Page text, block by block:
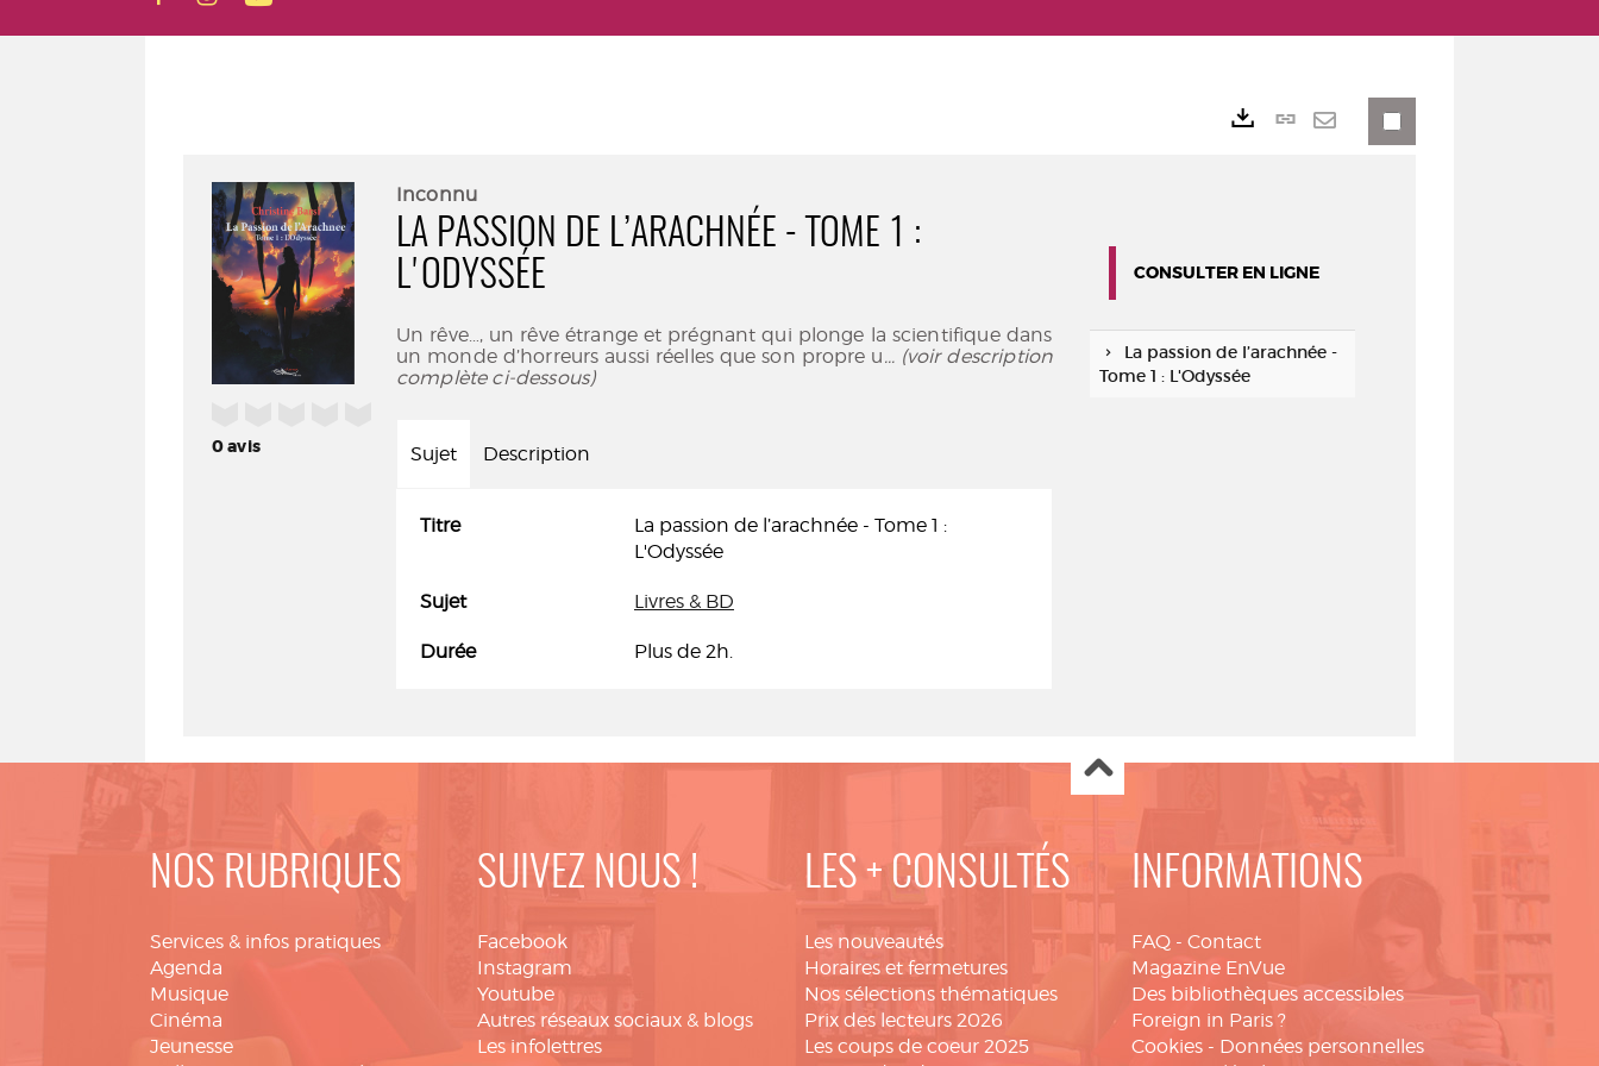
0avis
Inconnu
LA PASSION DE L’ARACHNÉE - TOME 1 :
L'ODYSSÉE
Un rêve…, un rêve étrange et prégnant qui plonge la scientifique dans
un monde d’horreurs aussi réelles que son propre u... (voir description
complète ci-dessous)
Sujet Description
Titre
La passion de l’arachnée - Tome 1 :
L'Odyssée
Sujet Livres & BD
Durée Plus de 2h.
Lien
CONSULTER EN LIGNE
La passion de l’arachnée -
Tome 1 : L'Odyssée
NOS RUBRIQUES
Services & infos pratiques
Agenda
Musique
Cinéma
Jeunesse
SUIVEZ NOUS !
Facebook
Instagram
Youtube
Autres réseaux sociaux & blogs
Les infolettres
LES + CONSULTÉS
Les nouveautés
Horaires et fermetures
Nos sélections thématiques
Prix des lecteurs 2026
Les coups de coeur 2025
INFORMATIONS
FAQ - Contact
Magazine EnVue
Des bibliothèques accessibles
Foreign in Paris ?
Cookies - Données personnelles